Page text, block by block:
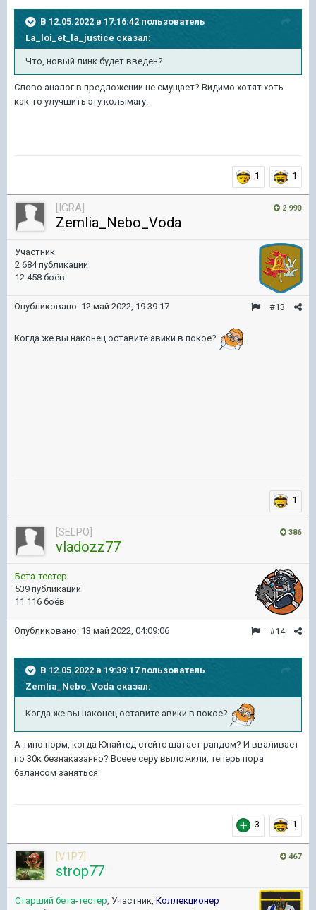
В 12.05.2022 в 17:16:42 пользователь
La_loi_et_la_justice сказал:
Что, новый линк будет введен?
Слово аналог в предложении не смущает? Видимо хотят хоть
как-то улучшить эту колымагу.
1 1
2 990
[IGRA]
Zemlia_Nebo_Voda
Участник
2 684 публикации
12 458 боёв
#13
Опубликовано: 12 май 2022, 19:39:17
Когда же вы наконец оставите авики в покое?
1
386
[SELPO]
vladozz77
Бета-тестер
539 публикаций
11 116 боёв
#14
Опубликовано: 13 май 2022, 04:09:06
В 12.05.2022 в 19:39:17 пользователь
Zemlia_Nebo_Voda сказал:
Когда же вы наконец оставите авики в покое?
А типо норм, когда Юнайтед стейтс шатает рандом? И вваливает
по 30к безнаказанно? Всеее серу выложили, теперь пора
балансом заняться
3 1
467
[V1P7]
strop77
Старший бета-тестер, Участник, Коллекционер